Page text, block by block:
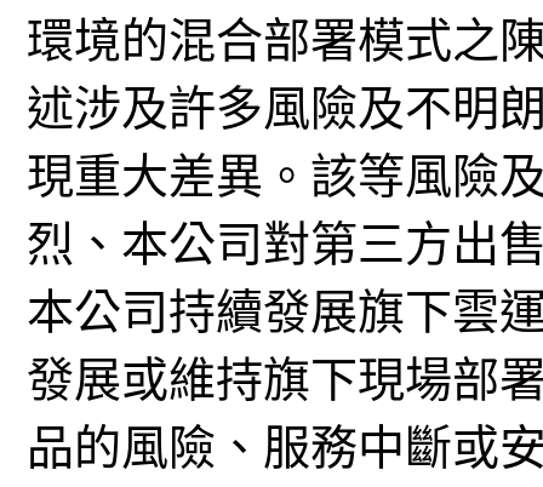
環境的混合部署模式之
述涉及許多風險及不明
現重大差異。該等風險
烈、本公司對第三方出
本公司持續發展旗下雲
發展或維持旗下現場部
品的風險、服務中斷或